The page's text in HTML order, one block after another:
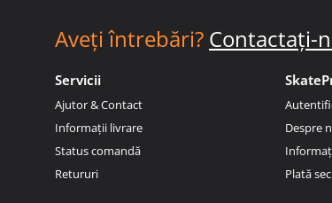
Aveți întrebări? Contactați-
Servicii
Ajutor & Contact
Informații livrare
Status comandă
Retururi
Despre
Plată